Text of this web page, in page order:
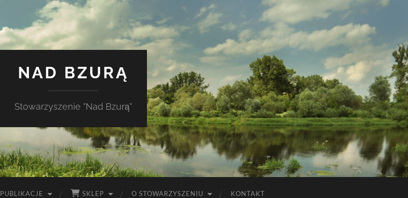
NAD BZURĄ
Stowarzyszenie "Nad Bzurą"
PUBLIKACJE SKLEP O STOWARZYSZENIU KONTAKT